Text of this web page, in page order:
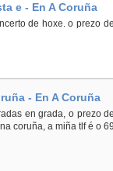
e - En A Coruña
de hoxe. o prezo
- En A Coruña
en grada, o prezo
coruña, a miña tlf é o